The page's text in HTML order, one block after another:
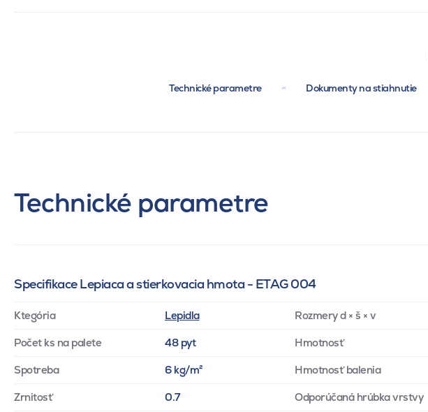
Technické parametre Dokumenty na stiahnutie
Technické parametre
Specifikace Lepiaca a stierkovacia hmota - ETAG 004
Ktegória Lepidla
Počet ks na palete 48 pyt
Spotreba 6 kg/m²
Zrnitosť 0.7
Rozmery d × š × v
Hmotnosť
Hmotnosť balenia
Odporúčaná hrúbka vrstvy